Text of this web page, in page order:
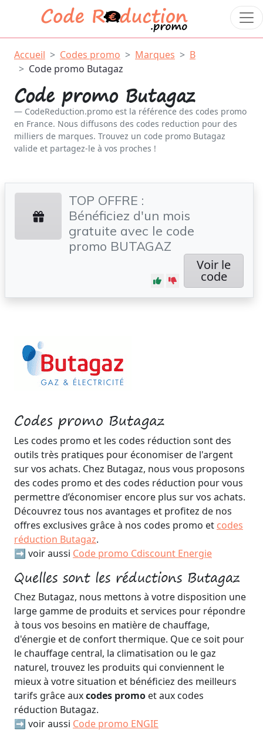
Accueil Codes promo Marques
B
Code promo Butagaz
Code promo Butagaz
CodeReduction.promo est la référence des codes promo
en France. Nous diffusons des codes reduction pour des
milliers de marques. Trouvez un code promo Butagaz
valide et partagez-le à vos proches !
Codes promo Butagaz
Les codes promo et les codes réduction sont des
outils très pratiques pour économiser de l'argent
sur vos achats. Chez Butagaz, nous vous proposons
des codes promo et des codes réduction pour vous
permettre d’économiser encore plus sur vos achats.
Découvrez tous nos avantages et profitez de nos
offres exclusives grâce à nos codes promo et codes
réduction Butagaz.
➡️ voir aussi Code promo Cdiscount Energie
Quelles sont les réductions Butagaz
Chez Butagaz, nous mettons à votre disposition une
large gamme de produits et services pour répondre
à tous vos besoins en matière de chauffage,
d'énergie et de confort thermique. Que ce soit pour
le chauffage central, la climatisation ou le gaz
naturel, trouvez les produits qui conviennent le
mieux à votre situation et bénéficiez des meilleurs
tarifs grâce auxcodes promo et aux codes
réduction Butagaz.
➡️ voir aussi Code promo ENGIE
TOP OFFRE :
Bénéficiez d'un mois
gratuite avec le code
promo BUTAGAZ
Voir le
code